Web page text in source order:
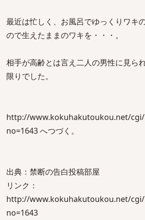
最近は忙しく、お風呂でゆっくりワキ
ので生えたままのワキを・・・。
相手が高齢とは言え二人の男性に見ら
限りでした。
http://www.kokuhakutoukou.net/
no=1643 へつづく。
出典：禁断の告白投稿部屋
リンク：
http://www.kokuhakutoukou.net/
no=1643